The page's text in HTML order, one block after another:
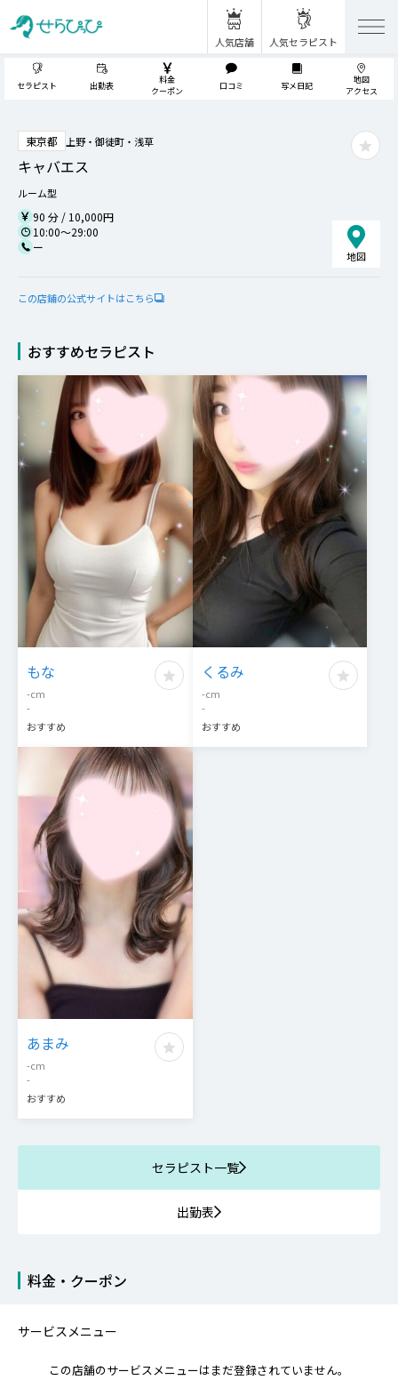
人気店舗 人気セラピスト
セラピスト 出勤表
料金
クーポン
口コミ 写メ日記
地図
アクセス
地図
東京都 上野・御徒町・浅草
キャバエス
ルーム型
90 分 / 10,000円
10:00～29:00
ー
この店鋪の公式サイトはこちら
おすすめセラピスト
もな
-cm
-
おすすめ
くるみ
-cm
-
おすすめ
あまみ
-cm
-
おすすめ
セラピスト一覧
出勤表
料金・クーポン
サービスメニュー
この店舗のサービスメニューはまだ登録されていません。